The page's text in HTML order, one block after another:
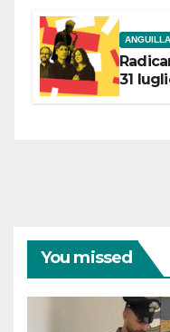
31
You missed